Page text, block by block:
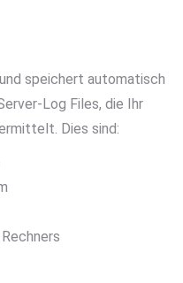
speichert automatisch
Log Files, die Ihr
Dies sind: